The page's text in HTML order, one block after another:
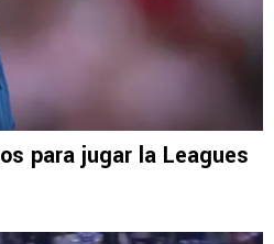
para jugar la Leagues